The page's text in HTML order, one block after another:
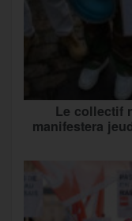
Le collectif
manifestera